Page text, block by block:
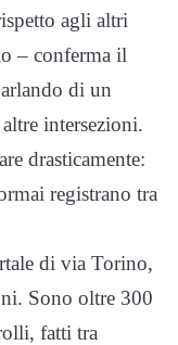
agli altri
– conferma il
di un
intersezioni.
drasticamente:
registrano tra
di via Torino,
Sono oltre 300
fatti tra